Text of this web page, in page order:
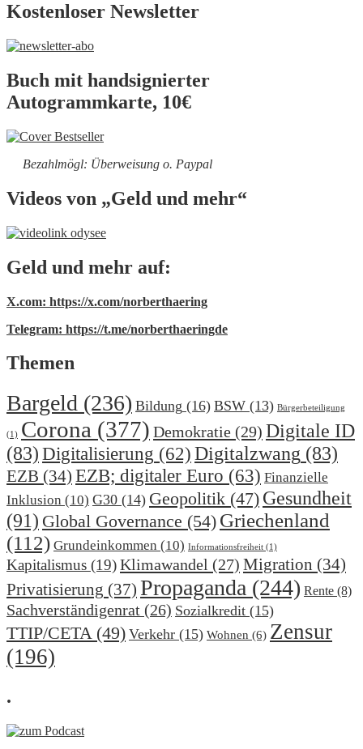
Kostenloser Newsletter
Buch mit handsignierter
Autogrammkarte, 10€
Bezahlmögl: Überweisung o. Paypal
Videos von „Geld und mehr“
Geld und mehr auf:
X.com: https://x.com/norberthaering
Telegram: https://t.me/norberthaeringde
Themen
Bargeld (236) Bildung (16) BSW (13) Bürgerbeteiligung
(1) Corona (377) Demokratie (29) Digitale ID
(83) Digitalisierung (62) Digitalzwang (83)
EZB (34) EZB; digitaler Euro (63) Finanzielle
Inklusion (10) G30 (14) Geopolitik (47) Gesundheit
(91) Global Governance (54) Griechenland
(112) Grundeinkommen (10) Informationsfreiheit (1)
Kapitalismus (19)Klimawandel (27) Migration (34)
Privatisierung (37) Propaganda (244) Rente (8)
Sachverständigenrat (26) Sozialkredit (15)
TTIP/CETA(49) Verkehr (15) Wohnen (6) Zensur
(196)
.